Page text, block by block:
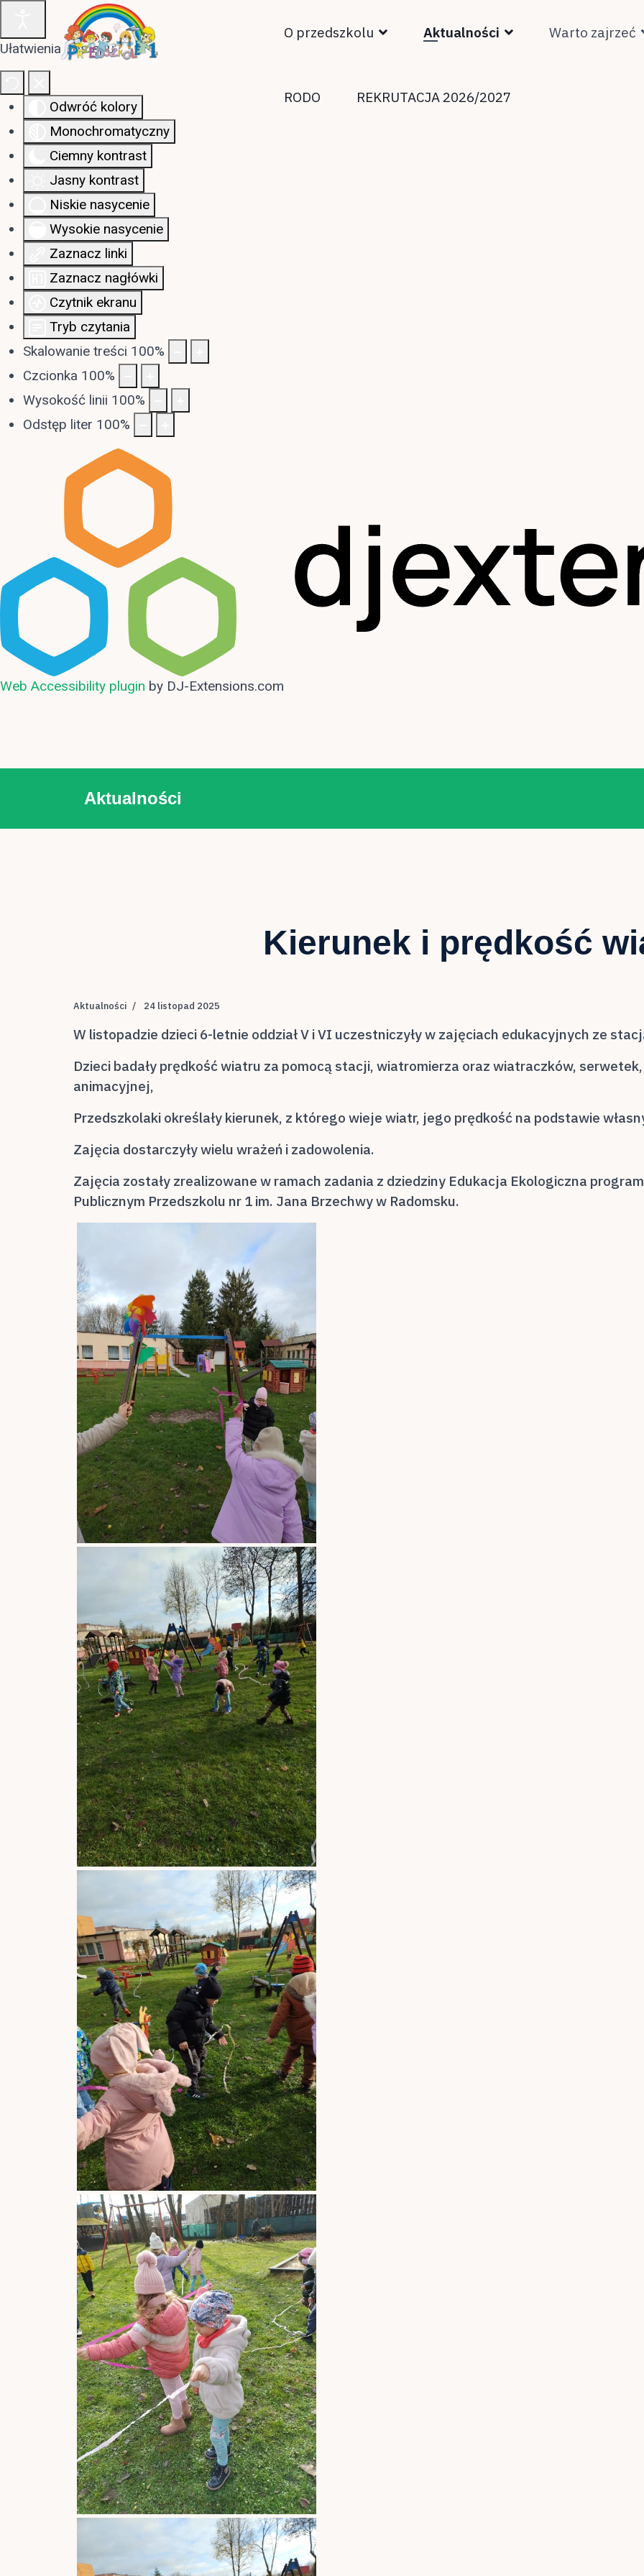
Ułatwienia dostępu
Odwróć kolory
Monochromatyczny
Ciemny kontrast
Jasny kontrast
Niskie nasycenie
Wysokie nasycenie
Zaznacz linki
Zaznacz nagłówki
Czytnik ekranu
Tryb czytania
Skalowanie treści 100%
Czcionka 100%
Wysokość linii 100%
Odstęp liter 100%
Web Accessibility plugin by DJ-Extensions.com
O przedszkolu Aktualności Warto zajrzeć
RODO REKRUTACJA 2026/2027
Aktualności
Kierunek i prędkość
Aktualności 24 listopad 2025
W listopadzie dzieci 6-letnie oddział V i VI uczestniczyły w zajęciach edukacyjnych ze
Dzieci badały prędkość wiatru za pomocą stacji, wiatromierza oraz wiatraczków,
animacyjnej,
Przedszkolaki określały kierunek, z którego wieje wiatr, jego prędkość na podstawie
Zajęcia dostarczyły wielu wrażeń i zadowolenia.
Zajęcia zostały zrealizowane w ramach zadania z dziedziny Edukacja Ekologiczna
Publicznym Przedszkolu nr 1 im. Jana Brzechwy w Radomsku.